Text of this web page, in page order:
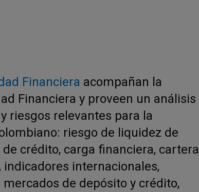
Financiera acompañan la
Financiera y proveen un análisis
riesgos relevantes para la
riesgo de liquidez de
crédito, carga financiera, cartera
internacionales,
de depósito y crédito,